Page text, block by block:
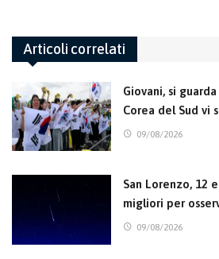
Articoli correlati
Giovani, si
Corea del Sud vi
09/08/2026
San Lorenzo, 12
migliori per
09/08/2026